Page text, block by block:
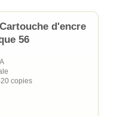
d'encre
56
copies